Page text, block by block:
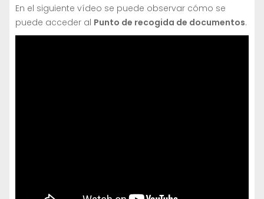
En el siguiente vídeo se puede observar cómo se
puede acceder al Punto de recogida de documentos.